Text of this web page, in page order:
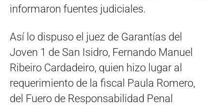
informaron fuentes judiciales.
Así lo dispuso el juez de Garantías del
Joven 1 de San Isidro, Fernando Manuel
Ribeiro Cardadeiro, quien hizo lugar al
requerimiento de la fiscal Paula Romero,
del Fuero de Responsabilidad Penal